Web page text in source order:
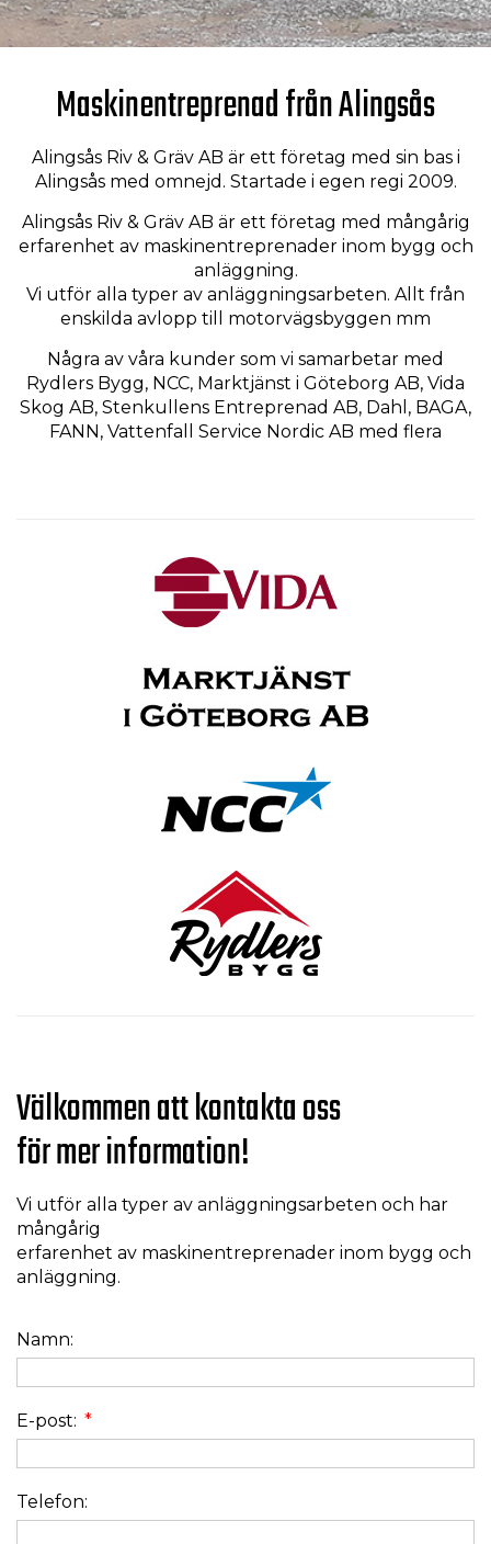
Maskinentreprenad från Alingsås
Alingsås Riv & Gräv AB är ett företag med sin bas i
Alingsås med omnejd. Startade i egen regi 2009.
Alingsås Riv & Gräv AB är ett företag med mångårig
erfarenhet av maskinentreprenader inom bygg och
anläggning.
Vi utför alla typer av anläggningsarbeten. Allt från
enskilda avlopp till motorvägsbyggen mm
Några av våra kunder som vi samarbetar med
Rydlers Bygg, NCC, Marktjänst i Göteborg AB, Vida
Skog AB, Stenkullens Entreprenad AB, Dahl, BAGA,
FANN, Vattenfall Service Nordic AB med flera
Välkommen att kontakta oss
för mer information!
Vi utför alla typer av anläggningsarbeten och har
mångårig
erfarenhet av maskinentreprenader inom bygg och
anläggning.
Namn:
E-post: *
Telefon: